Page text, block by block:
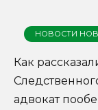
НОВОСТИ
Как
адвокат